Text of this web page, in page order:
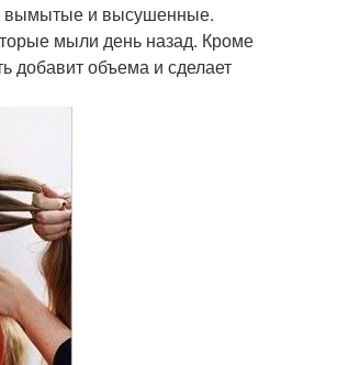
вымытые и высушенные.
мыли день назад. Кроме
добавит объема и сделает